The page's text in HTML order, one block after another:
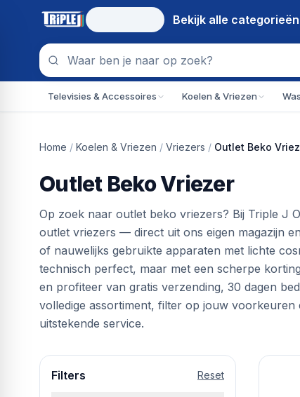
Bekijk alle categorieën
Televisies & Accessoires Koelen & Vriezen
Home / Koelen & Vriezen / Vriezers / Outlet Beko
Outlet Beko Vriezer
Op zoek naar outlet beko vriezers? Bij Triple J
outlet vriezers — direct uit ons eigen magazijn
of nauwelijks gebruikte apparaten met lichte
technisch perfect, maar met een scherpe
en profiteer van gratis verzending, 30 dagen
volledige assortiment, filter op jouw
uitstekende service.
Filters Reset